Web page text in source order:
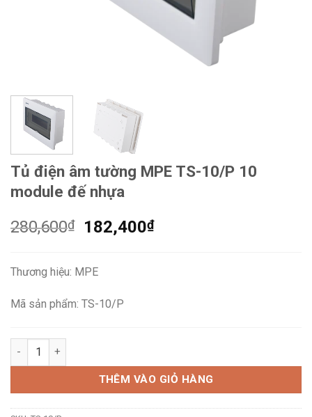
Tủ điện âm tường MPE TS-10/P 10
module đế nhựa
280,600₫
Giá
280,600₫.
182,400₫Giá
Thương hiệu: MPE
Mã sản phẩm: TS-10/P
Tủ điện âm tường MPE TS-10/P 10 module đế nhựa số lượng
THÊM VÀO GIỎ HÀNG